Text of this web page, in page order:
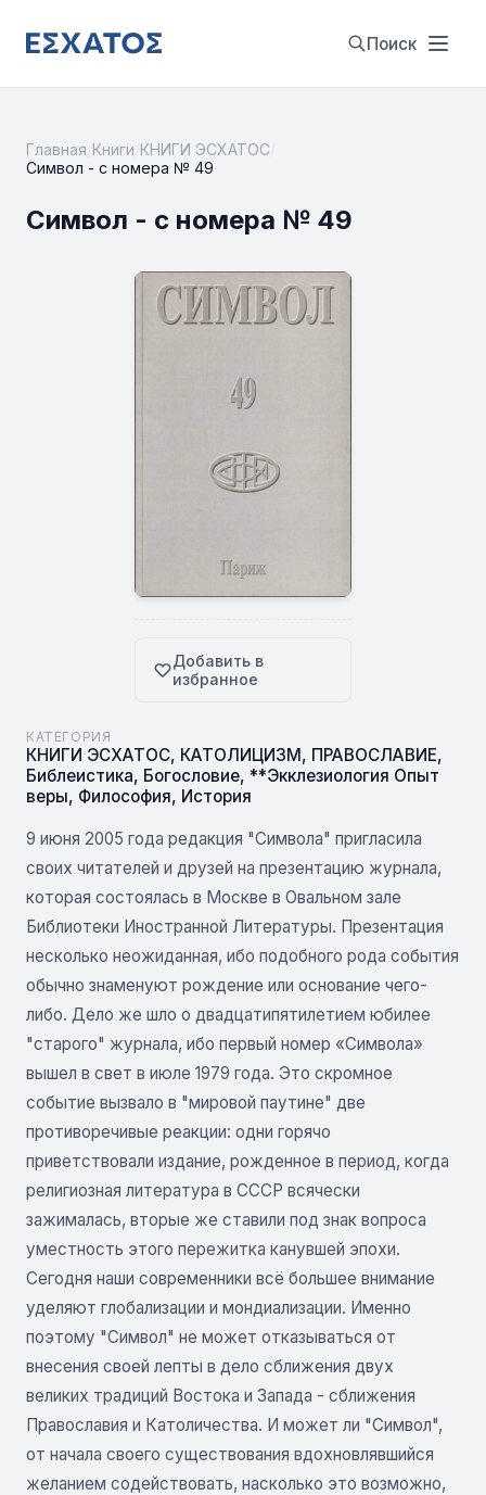
Поиск
Главная Книги КНИГИ ЭСХАТОС
Символ - с номера № 49
Символ - с номера № 49
Добавить в
избранное
КАТЕГОРИЯ
КНИГИ ЭСХАТОС, КАТОЛИЦИЗМ, ПРАВОСЛАВИЕ,
Библеистика, Богословие, **Экклезиология Опыт
веры, Философия, История
9 июня 2005 года редакция "Символа" пригласила
своих читателей и друзей на презентацию журнала,
которая состоялась в Москве в Овальном зале
Библиотеки Иностранной Литературы. Презентация
несколько неожиданная, ибо подобного рода события
обычно знаменуют рождение или основание чего-
либо. Дело же шло о двадцатипятилетием юбилее
"старого" журнала, ибо первый номер «Символа»
вышел в свет в июле 1979 года. Это скромное
событие вызвало в "мировой паутине" две
противоречивые реакции: одни горячо
приветствовали издание, рожденное в период, когда
религиозная литература в СССР всячески
зажималась, вторые же ставили под знак вопроса
уместность этого пережитка канувшей эпохи.
Сегодня наши современники всё большее внимание
уделяют глобализации и мондиализации. Именно
поэтому "Символ" не может отказываться от
внесения своей лепты в дело сближения двух
великих традиций Востока и Запада - сближения
Православия и Католичества. И может ли "Символ",
от начала своего существования вдохновлявшийся
желанием содействовать, насколько это возможно,